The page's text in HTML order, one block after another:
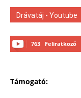
Drávatáj - Youtube
763 Feliratkozó
Támogató: